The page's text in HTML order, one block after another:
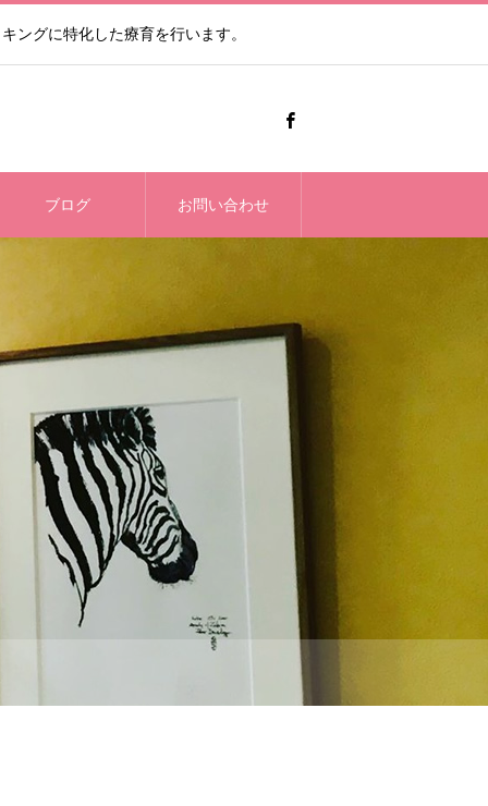
ングに特化した療育を行います。
ブログ お問い合わせ